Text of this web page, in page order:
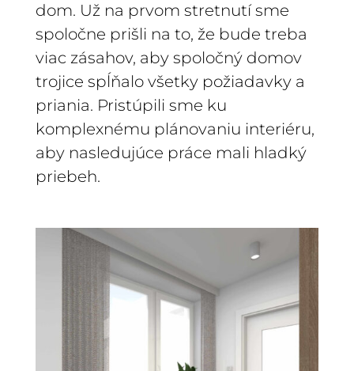
dom. Už na prvom stretnutí sme
spoločne prišli na to, že bude treba
viac zásahov, aby spoločný domov
trojice spĺňalo všetky požiadavky a
priania. Pristúpili sme ku
komplexnému plánovaniu interiéru,
aby nasledujúce práce mali hladký
priebeh.